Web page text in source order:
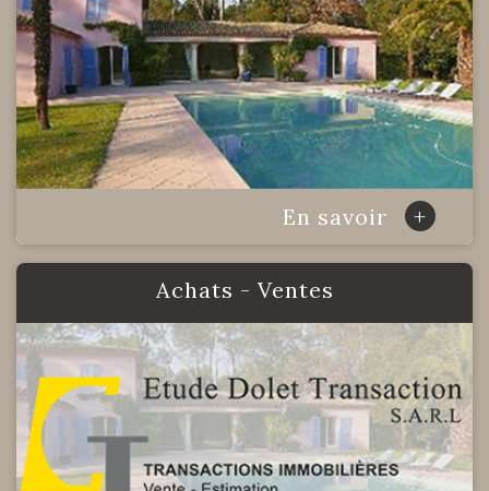
En savoir +
Achats - Ventes